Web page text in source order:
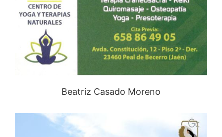
Beatriz Casado Moreno